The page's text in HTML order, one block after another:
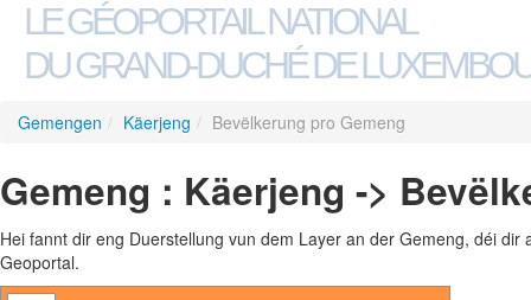
LE GÉOPORTAIL NATIONAL
DU GRAND-DUCHÉ DE
Gemengen / Käerjeng / Bevëlkerung pro Gemeng
Gemeng : Käerjeng ->
Hei fannt dir eng Duerstellung vun dem Layer an der Gemeng, déi
Geoportal.